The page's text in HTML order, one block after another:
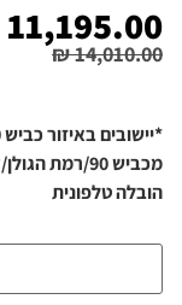
₪14,010.00
11,195.00
מכביש 90/
הובלה טלפונית